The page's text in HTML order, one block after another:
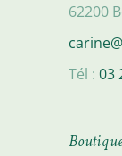
62200
Tél :03
Boutique